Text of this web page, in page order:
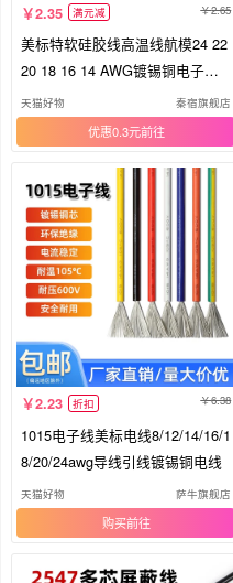
2.35 满元减 2.65
美标特软硅胶线高温线航模24 22
20 18 16 14 AWG镀锡铜电子导
线
天猫好物 秦宿旗舰店
优惠0.3元
2.23 折扣 6.38
1015电子线美标电线8/12/14/16/1
8/20/24awg导线引线镀锡铜电线
天猫好物 萨牛旗舰店
购买